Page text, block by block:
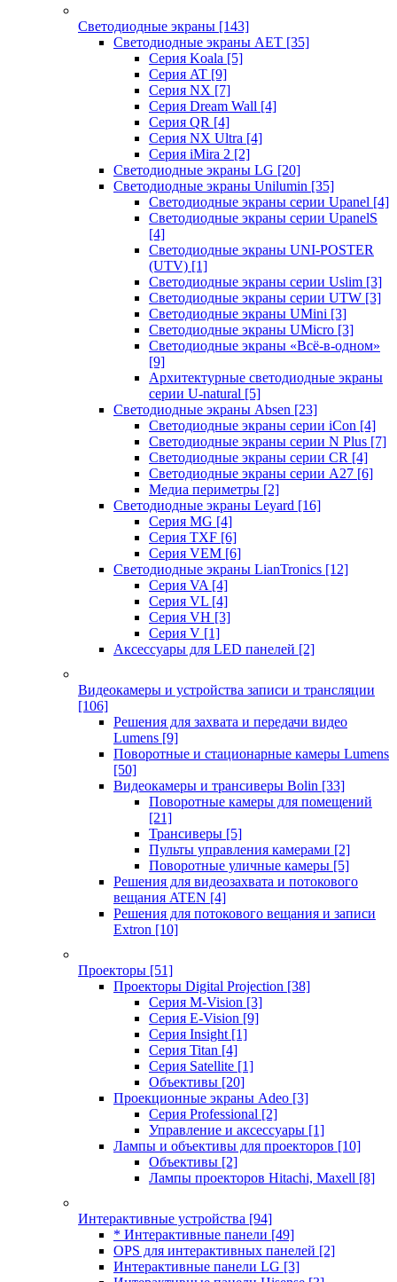
Светодиодные экраны [143]
Светодиодные экраны AET [35]
Cерия Koala [5]
Серия AT [9]
Серия NX [7]
Серия Dream Wall [4]
Серия QR [4]
Серия NX Ultra [4]
Серия iMira 2 [2]
Светодиодные экраны LG [20]
Светодиодные экраны Unilumin [35]
Светодиодные экраны серии Upanel [4]
Светодиодные экраны серии UpanelS
[4]
Светодиодные экраны UNI-POSTER
(UTV) [1]
Светодиодные экраны серии Uslim [3]
Светодиодные экраны серии UTW [3]
Светодиодные экраны UMini [3]
Светодиодные экраны UMicro [3]
Светодиодные экраны «Всё-в-одном»
[9]
Архитектурные светодиодные экраны
серии U-natural [5]
Светодиодные экраны Absen [23]
Светодиодные экраны серии iCon [4]
Светодиодные экраны серии N Plus [7]
Светодиодные экраны серии CR [4]
Светодиодные экраны серии А27 [6]
Медиа периметры [2]
Светодиодные экраны Leyard [16]
Серия MG [4]
Серия TXF [6]
Серия VEM [6]
Светодиодные экраны LianTronics [12]
Серия VA [4]
Серия VL [4]
Серия VH [3]
Серия V [1]
Аксессуары для LED панелей [2]
Видеокамеры и устройства записи и трансляции
[106]
Решения для захвата и передачи видео
Lumens [9]
Поворотные и стационарные камеры Lumens
[50]
Видеокамеры и трансиверы Bolin [33]
Поворотные камеры для помещений
[21]
Трансиверы [5]
Пульты управления камерами [2]
Поворотные уличные камеры [5]
Решения для видеозахвата и потокового
вещания ATEN [4]
Решения для потокового вещания и записи
Extron [10]
Проекторы [51]
Проекторы Digital Projection [38]
Серия M-Vision [3]
Серия E-Vision [9]
Серия Insight [1]
Серия Titan [4]
Серия Satellite [1]
Объективы [20]
Проекционные экраны Adeo [3]
Серия Professional [2]
Управление и аксессуары [1]
Лампы и объективы для проекторов [10]
Объективы [2]
Лампы проекторов Hitachi, Maxell [8]
Интерактивные устройства [94]
* Интерактивные панели [49]
OPS для интерактивных панелей [2]
Интерактивные панели LG [3]